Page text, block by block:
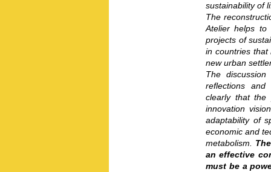
sustainability of
The
Atelier helps to
projects of
in countries
new urban
The
reflections and
clearly that the
innovation
adaptability of
economic and
metabolism.
an effective
must be a